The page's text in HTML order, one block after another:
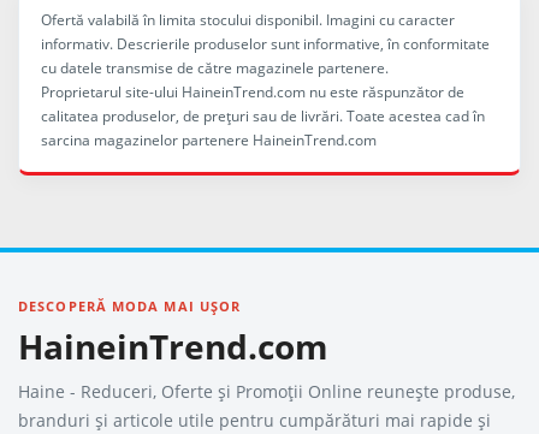
Ofertă valabilă în limita stocului disponibil. Imagini cu caracter
informativ. Descrierile produselor sunt informative, în conformitate
cu datele transmise de către magazinele partenere.
Proprietarul site-ului HaineinTrend.com nu este răspunzător de
calitatea produselor, de preţuri sau de livrări. Toate acestea cad în
sarcina magazinelor partenere HaineinTrend.com
DESCOPERĂ MODA MAI UȘOR
HaineinTrend.com
Haine - Reduceri, Oferte şi Promoţii Online reunește produse,
branduri și articole utile pentru cumpărături mai rapide și